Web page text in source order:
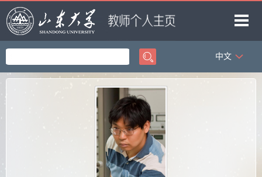
首页
中文